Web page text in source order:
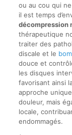
ou au cou qui
il est temps
décompression
thérapeutique
traiter des
discale et le
douce et
les disques
favorisant ainsi
approche
douleur, mais
locale,
endommagés.